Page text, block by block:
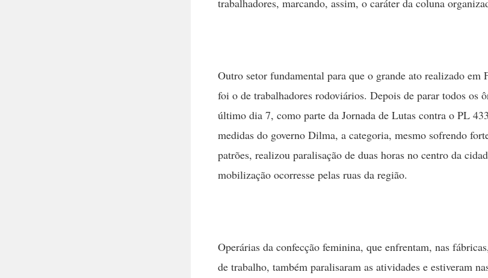
Outro setor fundamental para que o grande ato realizado em
foi o de trabalhadores rodoviários. Depois de parar todos os
último dia 7, como parte da Jornada de Lutas contra o PL
medidas do governo Dilma, a categoria, mesmo sofrendo
patrões, realizou paralisação de duas horas no centro da
mobilização ocorresse pelas ruas da região.
Operárias da confecção feminina, que enfrentam, nas
de trabalho, também paralisaram as atividades e estiveram